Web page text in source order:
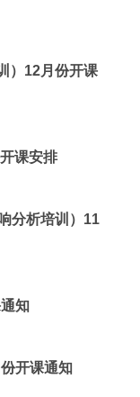
）12月份开课
课安排
分析培训）11
知
开课通知